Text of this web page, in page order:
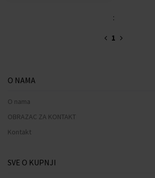
:
1
O NAMA
O nama
OBRAZAC ZA KONTAKT
Kontakt
SVE O KUPNJI